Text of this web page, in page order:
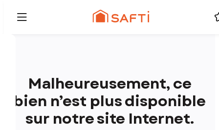
Malheureusement, ce
bien n’est plus disponible
sur notre site Internet.